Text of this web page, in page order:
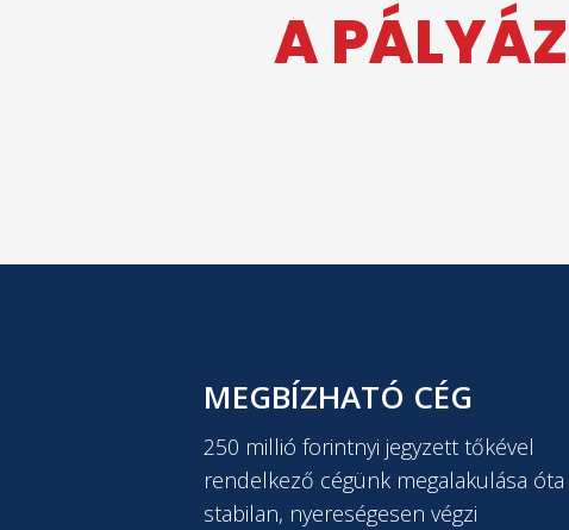
A
MEGBÍZHATÓ CÉG
250 millió forintnyi jegyzett tőkével
rendelkező cégünk megalakulása óta
stabilan, nyereségesen végzi